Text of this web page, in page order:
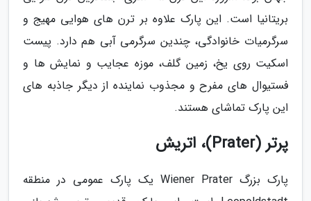
بریتانیا است. این پارک علاوه بر ترن های هوایی مهیج و
سرگرمیات خانوادگی، چندین سرگرمی آبی هم دارد. پیست
اسکیت روی یخ، زمین گلف، موزه عجایب و نمایش ها و
فستیوال های مفرح و مجذوب نماینده از دیگر جاذبه های
این پارک تماشای هستند.
پرتر (Prater)، اتریش
پارک بزرگ Wiener Prater یک پارک عمومی در منطقه